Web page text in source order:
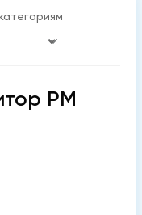
РМ